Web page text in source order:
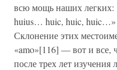
всю мощь наших легких:
huius… huic, huic, huic…»
Склонение этих
«amo»[116] — вот и все,
после трех лет